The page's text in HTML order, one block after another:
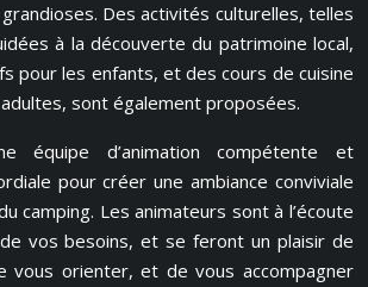
Des activités culturelles, telles
à la découverte du patrimoine local,
pour les enfants, et des cours de cuisine
sont également proposées.
équipe d’animation compétente et
pour créer une ambiance conviviale
camping. Les animateurs sont à l’écoute
vos besoins, et se feront un plaisir de
vous orienter, et de vous accompagner